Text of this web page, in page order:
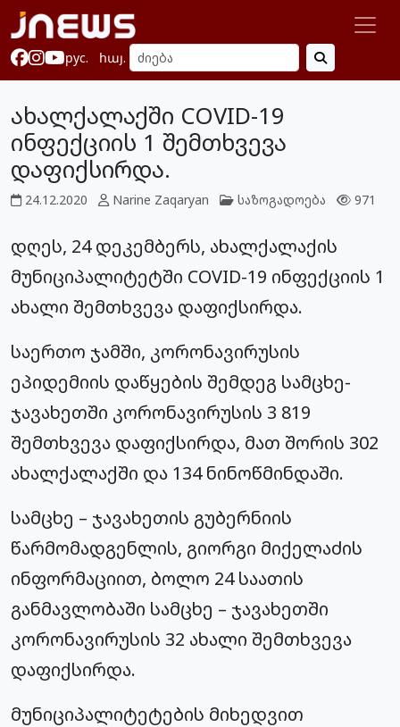
рус. հայ.
ახალქალაქში COVID-19
ინფექციის 1 შემთხვევა
დაფიქსირდა.
24.12.2020 Narine Zaqaryan საზოგადოება 971
დღეს, 24 დეკემბერს, ახალქალაქის
მუნიციპალიტეტში COVID-19 ინფექციის 1
ახალი შემთხვევა დაფიქსირდა.
საერთო ჯამში, კორონავირუსის
ეპიდემიის დაწყების შემდეგ სამცხე-
ჯავახეთში კორონავირუსის 3 819
შემთხვევა დაფიქსირდა, მათ შორის 302
ახალქალაქში და 134 ნინოწმინდაში.
სამცხე – ჯავახეთის გუბერნიის
წარმომადგენლის, გიორგი მიქელაძის
ინფორმაციით, ბოლო 24 საათის
განმავლობაში სამცხე – ჯავახეთში
კორონავირუსის 32 ახალი შემთხვევა
დაფიქსირდა.
მუნიციპალიტეტების მიხედვით